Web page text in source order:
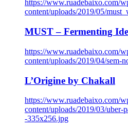
https://www.ruadebaixo.com/
content/uploads/2019/05/
MUST – Fermenting
https://www.ruadebaixo.com/
content/uploads/2019/04/sem-
L’Origine by Chakall
https://www.ruadebaixo.com/
content/uploads/2019/03/uber-
-335x256.jpg